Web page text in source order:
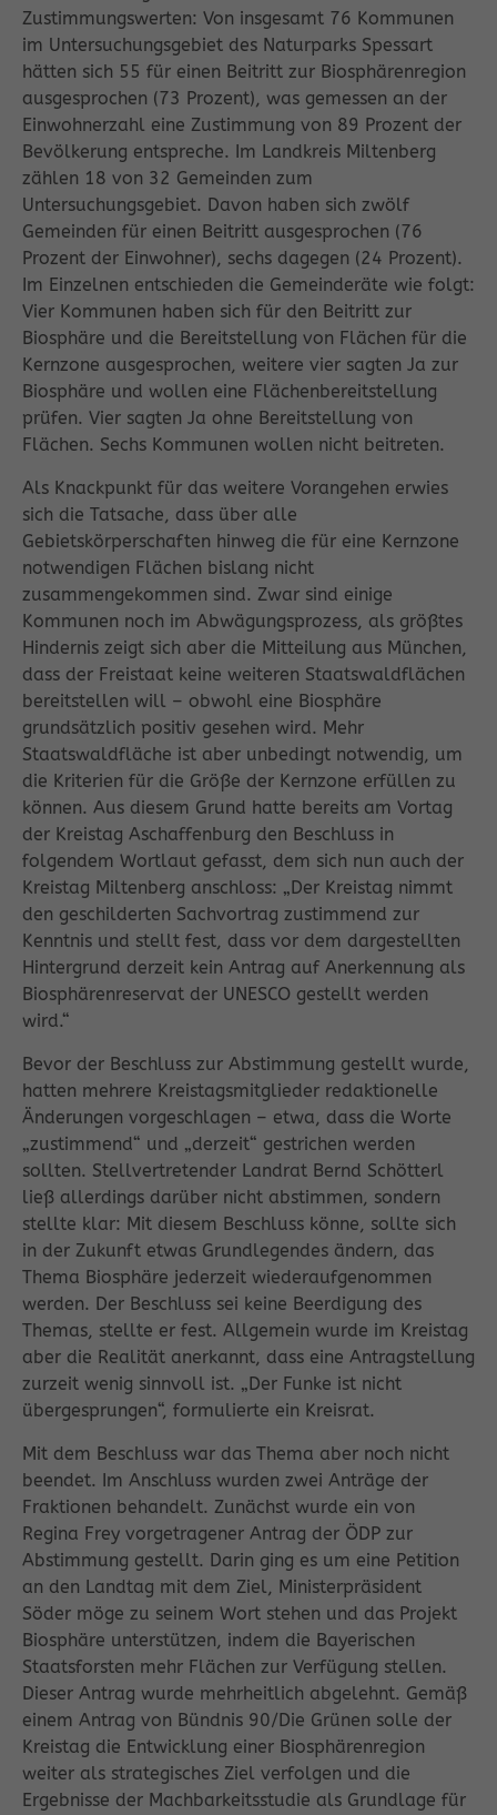
Zustimmungswerten: Von insgesamt 76 Kommunen
im Untersuchungsgebiet des Naturparks Spessart
hätten sich 55 für einen Beitritt zur Biosphärenregion
ausgesprochen (73 Prozent), was gemessen an der
Einwohnerzahl eine Zustimmung von 89 Prozent der
Bevölkerung entspreche. Im Landkreis Miltenberg
zählen 18 von 32 Gemeinden zum
Untersuchungsgebiet. Davon haben sich zwölf
Gemeinden für einen Beitritt ausgesprochen (76
Prozent der Einwohner), sechs dagegen (24 Prozent).
Im Einzelnen entschieden die Gemeinderäte wie folgt:
Vier Kommunen haben sich für den Beitritt zur
Biosphäre und die Bereitstellung von Flächen für die
Kernzone ausgesprochen, weitere vier sagten Ja zur
Biosphäre und wollen eine Flächenbereitstellung
prüfen. Vier sagten Ja ohne Bereitstellung von
Flächen. Sechs Kommunen wollen nicht beitreten.
Als Knackpunkt für das weitere Vorangehen erwies
sich die Tatsache, dass über alle
Gebietskörperschaften hinweg die für eine Kernzone
notwendigen Flächen bislang nicht
zusammengekommen sind. Zwar sind einige
Kommunen noch im Abwägungsprozess, als größtes
Hindernis zeigt sich aber die Mitteilung aus München,
dass der Freistaat keine weiteren Staatswaldflächen
bereitstellen will – obwohl eine Biosphäre
grundsätzlich positiv gesehen wird. Mehr
Staatswaldfläche ist aber unbedingt notwendig, um
die Kriterien für die Größe der Kernzone erfüllen zu
können. Aus diesem Grund hatte bereits am Vortag
der Kreistag Aschaffenburg den Beschluss in
folgendem Wortlaut gefasst, dem sich nun auch der
Kreistag Miltenberg anschloss: „Der Kreistag nimmt
den geschilderten Sachvortrag zustimmend zur
Kenntnis und stellt fest, dass vor dem dargestellten
Hintergrund derzeit kein Antrag auf Anerkennung als
Biosphärenreservat der UNESCO gestellt werden
wird.“
Bevor der Beschluss zur Abstimmung gestellt wurde,
hatten mehrere Kreistagsmitglieder redaktionelle
Änderungen vorgeschlagen – etwa, dass die Worte
„zustimmend“ und „derzeit“ gestrichen werden
sollten. Stellvertretender Landrat Bernd Schötterl
ließ allerdings darüber nicht abstimmen, sondern
stellte klar: Mit diesem Beschluss könne, sollte sich
in der Zukunft etwas Grundlegendes ändern, das
Thema Biosphäre jederzeit wiederaufgenommen
werden. Der Beschluss sei keine Beerdigung des
Themas, stellte er fest. Allgemein wurde im Kreistag
aber die Realität anerkannt, dass eine Antragstellung
zurzeit wenig sinnvoll ist. „Der Funke ist nicht
übergesprungen“, formulierte ein Kreisrat.
Mit dem Beschluss war das Thema aber noch nicht
beendet. Im Anschluss wurden zwei Anträge der
Fraktionen behandelt. Zunächst wurde ein von
Regina Frey vorgetragener Antrag der ÖDP zur
Abstimmung gestellt. Darin ging es um eine Petition
an den Landtag mit dem Ziel, Ministerpräsident
Söder möge zu seinem Wort stehen und das Projekt
Biosphäre unterstützen, indem die Bayerischen
Staatsforsten mehr Flächen zur Verfügung stellen.
Dieser Antrag wurde mehrheitlich abgelehnt. Gemäß
einem Antrag von Bündnis 90/Die Grünen solle der
Kreistag die Entwicklung einer Biosphärenregion
weiter als strategisches Ziel verfolgen und die
Ergebnisse der Machbarkeitsstudie als Grundlage für